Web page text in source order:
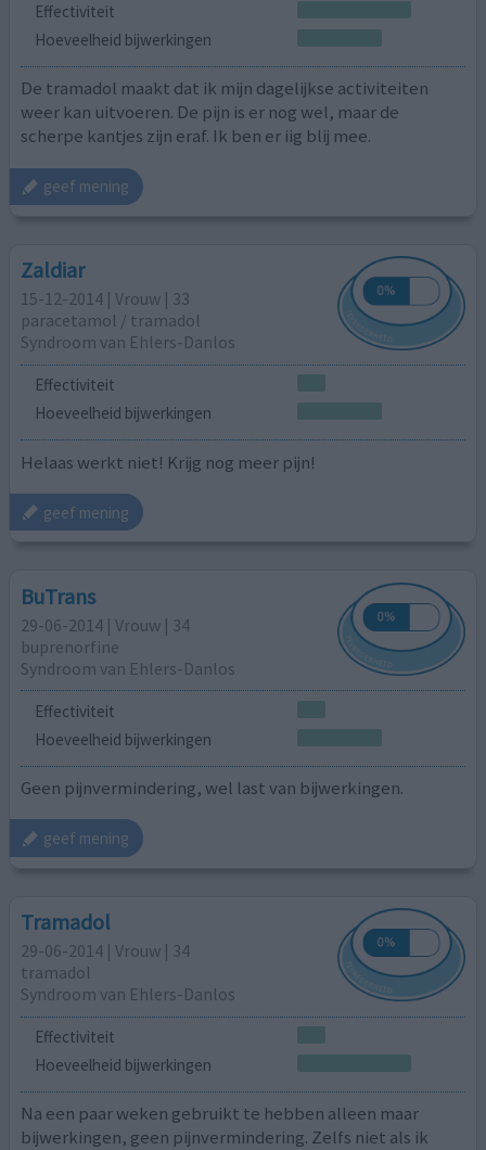
Effectiviteit
Hoeveelheid bijwerkingen
De tramadol maakt dat ik mijn dagelijkse activiteiten
weer kan uitvoeren. De pijn is er nog wel, maar de
scherpe kantjes zijn eraf. Ik ben er iig blij mee.
geef mening
Zaldiar
15-12-2014 | Vrouw | 33
paracetamol / tramadol
Syndroom van Ehlers-Danlos
Effectiviteit
Hoeveelheid bijwerkingen
Helaas werkt niet! Krijg nog meer pijn!
geef mening
BuTrans
29-06-2014 | Vrouw | 34
buprenorfine
Syndroom van Ehlers-Danlos
Effectiviteit
Hoeveelheid bijwerkingen
Geen pijnvermindering, wel last van bijwerkingen.
geef mening
Tramadol
29-06-2014 | Vrouw | 34
tramadol
Syndroom van Ehlers-Danlos
Effectiviteit
Hoeveelheid bijwerkingen
Na een paar weken gebruikt te hebben alleen maar
bijwerkingen, geen pijnvermindering. Zelfs niet als ik